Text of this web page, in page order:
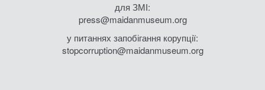
для ЗМІ:
press@maidanmuseum.org
у питаннях запобігання корупції:
stopcorruption@maidanmuseum.org